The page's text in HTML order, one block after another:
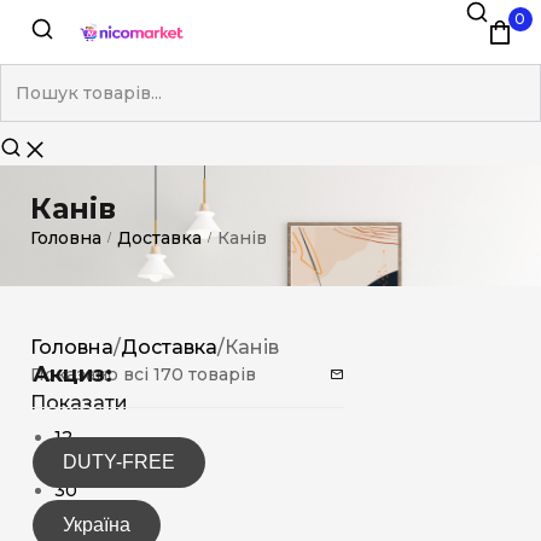
0
Канів
Головна / Доставка / Канів
Акциз:
DUTY-FREE
Україна
Головна/Доставка/Канів
Показано всі 170 товарів
Показати
12
15
30